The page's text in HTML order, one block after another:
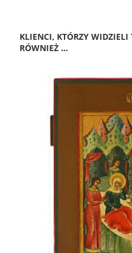
KLIENCI, KTÓRZY
RÓWNIEŻ ...